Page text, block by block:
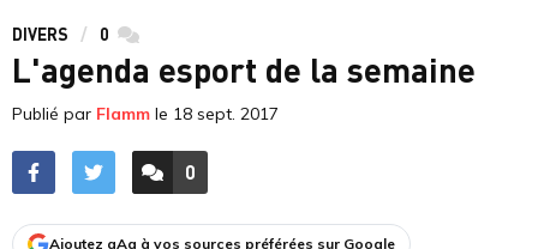
DIVERS 0 commentaires
L'agenda esport de la semaine
Publié par Flamm le 18 sept. 2017
ACCÉDER AUX
0
COMMENTAIRES
Ajoutez aAa à vos sources préférées sur Google